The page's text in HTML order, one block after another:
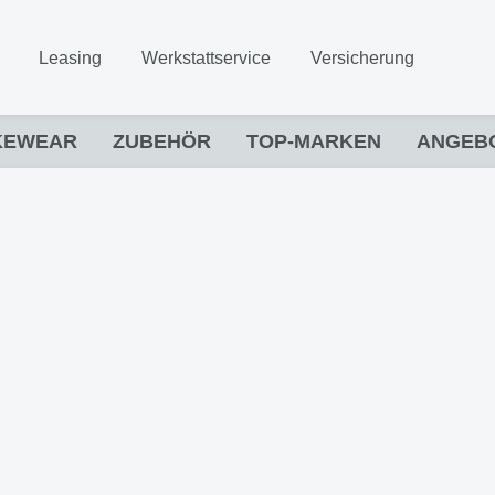
Leasing Werkstattservice Versicherung
ZUBEHÖR TOP-MARKEN